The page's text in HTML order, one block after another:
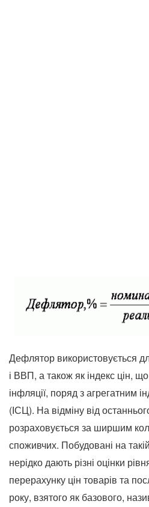
Дефлятор використовується
і ВВП, а також як індекс цін,
інфляції, поряд з агрегатним
(ІСЦ). На відміну від
розраховується за ширшим
споживчих. Побудовані на
нерідко дають різні оцінки
перерахунку цін товарів та
року, взятого як базового,